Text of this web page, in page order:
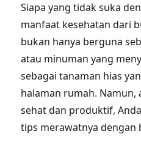
Siapa yang tidak suka
manfaat kesehatan dari
bukan hanya berguna
atau minuman yang
sebagai tanaman hias
halaman rumah.
sehat dan produktif,
tips merawatnya dengan